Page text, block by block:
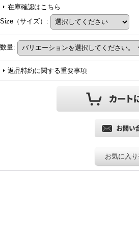
在庫確認はこちら
Size（サイズ） :
数量:
返品特約に関する重要事項
お気に入